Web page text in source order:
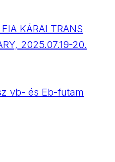
KÁRAI TRANS
2025.07.19-20.
vb- és Eb-futam